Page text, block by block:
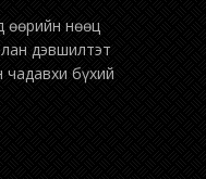
дэвшилтэт
бүхий